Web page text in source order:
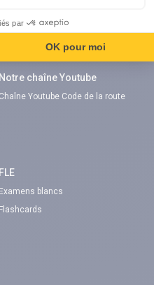
Notre chaîne Youtube
Chaîne Youtube Code de la route
FLE
Examens blancs
Flashcards